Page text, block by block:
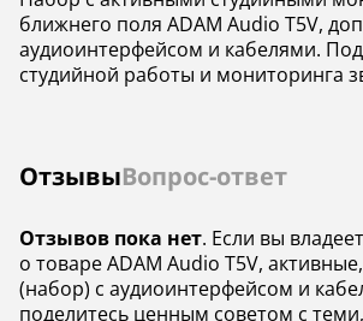
Съемная решетка —
ближнего поля ADAM Audio T5V,
аудиоинтерфейсом и кабелями.
студийной работы и мониторинга
ОтзывыВопрос-ответ
Отзывов пока нет. Если вы
о товаре ADAM Audio T5V,
(набор) с аудиоинтерфейсом и
поделитесь ценным советом с